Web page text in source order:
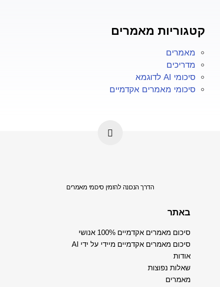
קטגוריות מאמרים
מאמרים
מדריכים
סיכומי AI לדוגמא
סיכומי מאמרים אקדמיים
הדרך הנכונה להזמין סיכומי מאמרים
באתר
סיכום מאמרים אקדמיים 100% אנושי
סיכום מאמרים אקדמיים מיידי על ידי AI
אודות
שאלות נפוצות
מאמרים